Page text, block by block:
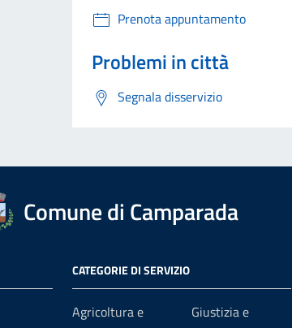
Prenota appuntamento
Problemi in città
Segnala disservizio
Comune di Camparada
CATEGORIE DI SERVIZIO
Agricoltura e
Giustizia e